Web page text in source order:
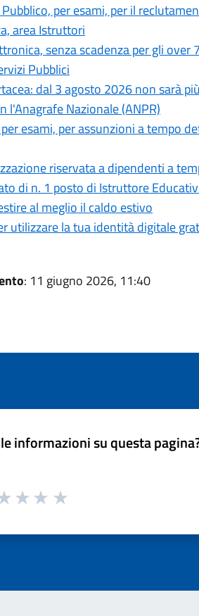
per esami, per il
area Istruttori
senza scadenza per gli over
Pubblici
dal 3 agosto 2026 non sarà
l'Anagrafe Nazionale (ANPR)
esami, per assunzioni a tempo
riservata a dipendenti a
di n. 1 posto di Istruttore
al meglio il caldo estivo
utilizzare la tua identità digitale
: 11 giugno 2026, 11:40
informazioni su questa